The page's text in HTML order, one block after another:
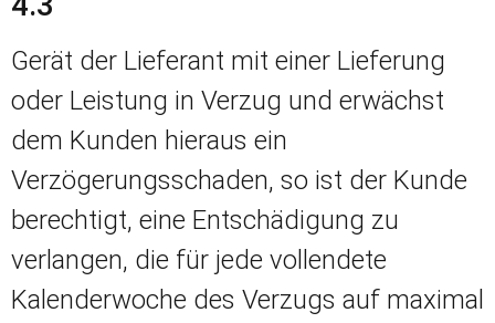
Gerät der Lieferant mit einer Lieferung
oder Leistung in Verzug und erwächst
dem Kunden hieraus ein
Verzögerungsschaden, so ist der Kunde
berechtigt, eine Entschädigung zu
verlangen, die für jede vollendete
Kalenderwoche des Verzugs auf maximal